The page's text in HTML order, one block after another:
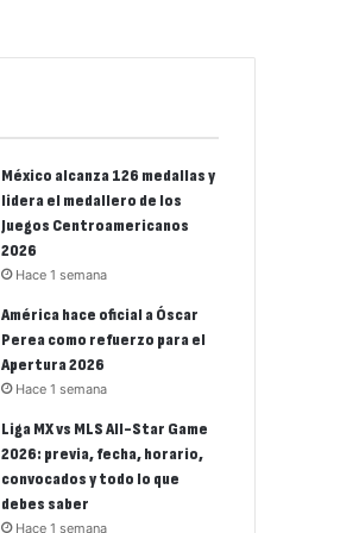
México alcanza 126 medallas y
lidera el medallero de los
Juegos Centroamericanos
2026
Hace 1 semana
América hace oficial a Óscar
Perea como refuerzo para el
Apertura 2026
Hace 1 semana
Liga MX vs MLS All-Star Game
2026: previa, fecha, horario,
convocados y todo lo que
debes saber
Hace 1 semana